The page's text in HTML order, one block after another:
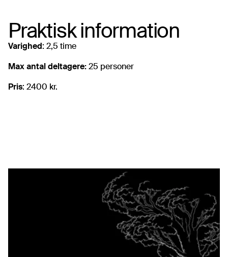
Praktisk information
Varighed: 2,5 time
Max antal deltagere:25 personer
Pris: 2400 kr.